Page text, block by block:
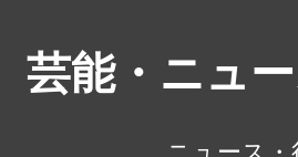
芸能・ニュ
ニュース